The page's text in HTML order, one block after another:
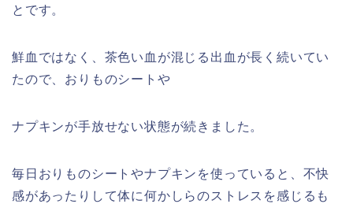
とです。
鮮血ではなく、茶色い血が混じる出血が長く続いてい
たので、おりものシートや
ナプキンが手放せない状態が続きました。
毎日おりものシートやナプキンを使っていると、不快
感があったりして体に何かしらのストレスを感じるも